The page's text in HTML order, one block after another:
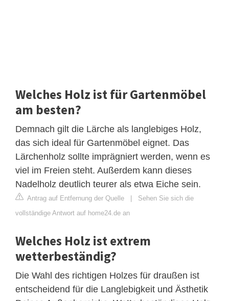
Welches Holz ist für Gartenmöbel
am besten?
Demnach gilt die Lärche als langlebiges Holz,
das sich ideal für Gartenmöbel eignet. Das
Lärchenholz sollte imprägniert werden, wenn es
viel im Freien steht. Außerdem kann dieses
Nadelholz deutlich teurer als etwa Eiche sein.
Antrag auf Entfernung der Quelle
Sehen Sie sich die
vollständige Antwort auf home24.de an
Welches Holz ist extrem
wetterbeständig?
Die Wahl des richtigen Holzes für draußen ist
entscheidend für die Langlebigkeit und Ästhetik